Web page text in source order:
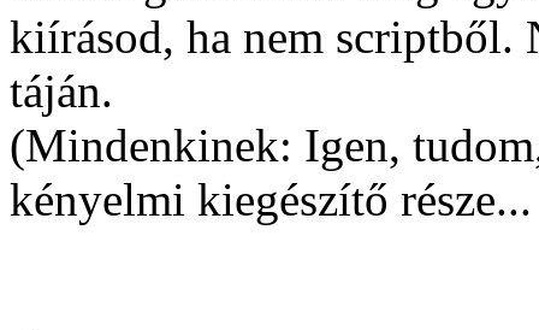
kiírásod, ha nem scriptből.
táján.
(Mindenkinek: Igen,
kényelmi kiegészítő